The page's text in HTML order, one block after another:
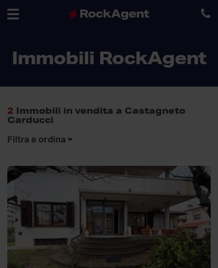
navigation
Immobili RockAgent
2 Immobili in vendita a Castagneto
Carducci
Filtra e ordina